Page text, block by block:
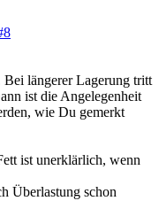
längerer Lagerung tritt
ist die Angelegenheit
wie Du gemerkt
ist unerklärlich, wenn
Überlastung schon